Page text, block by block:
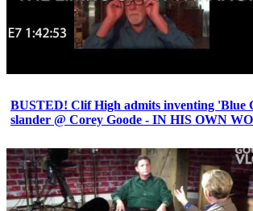
BUSTED! Clif High admits inventing 'Blue
slander @ Corey Goode - IN HIS OWN